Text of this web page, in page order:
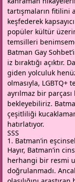
tartışmaların fitilini
keşfederek
popüler kültür
temsilleri
Batman Gay
iz bıraktığı açıktır.
giden yolculuk
olmasıyla, LGBTQ+
ayrılmaz bir
bekleyebiliriz.
çeşitliliği
hatırlatıyor.
SSS
1. Batman’in
Hayır, Batman’in
herhangi bir resmi
doğrulanmadı.